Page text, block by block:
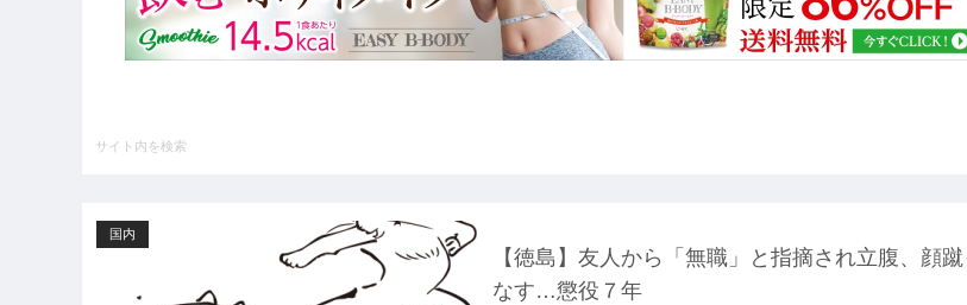
荷日更新・8月25日頃発売】他
【緊急】例の激安iPhone Air、ついにセール終了のカウントダウンが開始他
けど、あなた達は"仕事を奪う側"じゃない？」他
いの？ｗｗ」「逆に超安い」
【GIF】JSのカンチョーワロタ
【衝撃】報酬100万円超の治験募集がこちらｗｗｗｗｗ(※画像あり)
国内
【徳島】友人から「無職」と指摘され立腹、顔
なす…懲役７年